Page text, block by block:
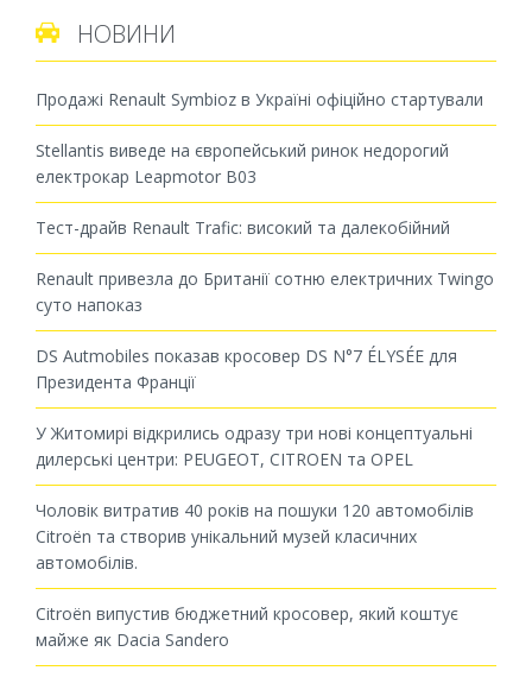
 НОВИНИ
Продажі Renault Symbioz в Україні офіційно стартували
Stellantis виведе на європейський ринок недорогий
електрокар Leapmotor B03
Тест-драйв Renault Trafic: високий та далекобійний
Renault привезла до Британії сотню електричних Twingo
суто напоказ
DS Autmobiles показав кросовер DS N°7 ÉLYSÉE для
Президента Франції
У Житомирі відкрились одразу три нові концептуальні
дилерські центри: PEUGEOT, CITROEN та OPEL
Чоловік витратив 40 років на пошуки 120 автомобілів
Citroën та створив унікальний музей класичних
автомобілів.
Citroën випустив бюджетний кросовер, який коштує
майже як Dacia Sandero